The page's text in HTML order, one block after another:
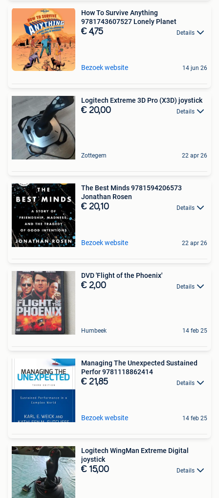
How To Survive Anything
9781743607527 Lonely Planet
€ 4,75 Details
Bezoek website 14 jun 26
Logitech Extreme 3D Pro (X3D) joystick
€ 20,00 Details
Zottegem 22 apr 26
The Best Minds 9781594206573
Jonathan Rosen
€ 20,10 Details
Bezoek website 22 apr 26
DVD 'Flight of the Phoenix'
€ 2,00 Details
Humbeek 14 feb 25
Managing The Unexpected Sustained
Perfor 9781118862414
€ 21,85 Details
Bezoek website 14 feb 25
Logitech WingMan Extreme Digital
joystick
€ 15,00 Details